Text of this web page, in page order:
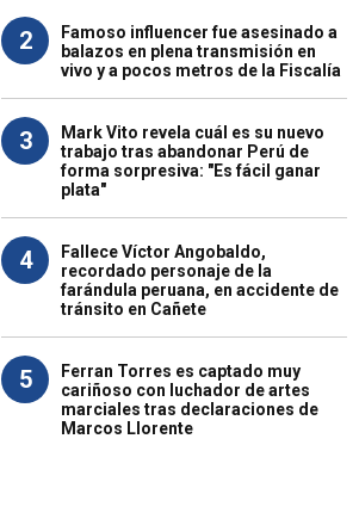
2
Famoso influencer fue asesinado a
balazos en plena transmisión en
vivo y a pocos metros de la Fiscalía
3
Mark Vito revela cuál es su nuevo
trabajo tras abandonar Perú de
forma sorpresiva: "Es fácil ganar
plata"
4
Fallece Víctor Angobaldo,
recordado personaje de la
farándula peruana, en accidente de
tránsito en Cañete
5
Ferran Torres es captado muy
cariñoso con luchador de artes
marciales tras declaraciones de
Marcos Llorente